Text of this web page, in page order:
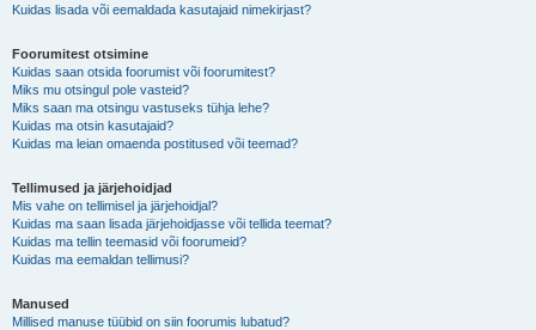
Kuidas lisada või eemaldada kasutajaid nimekirjast?
Foorumitest otsimine
Kuidas saan otsida foorumist või foorumitest?
Miks mu otsingul pole vasteid?
Miks saan ma otsingu vastuseks tühja lehe?
Kuidas ma otsin kasutajaid?
Kuidas ma leian omaenda postitused või teemad?
Tellimused ja järjehoidjad
Mis vahe on tellimisel ja järjehoidjal?
Kuidas ma saan lisada järjehoidjasse või tellida teemat?
Kuidas ma tellin teemasid või foorumeid?
Kuidas ma eemaldan tellimusi?
Manused
Millised manuse tüübid on siin foorumis lubatud?